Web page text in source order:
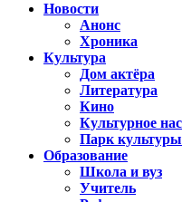
Новости
Анонс
Хроника
Культура
Дом актёра
Литература
Кино
Культурное
Парк
Образование
Школа и вуз
Учитель